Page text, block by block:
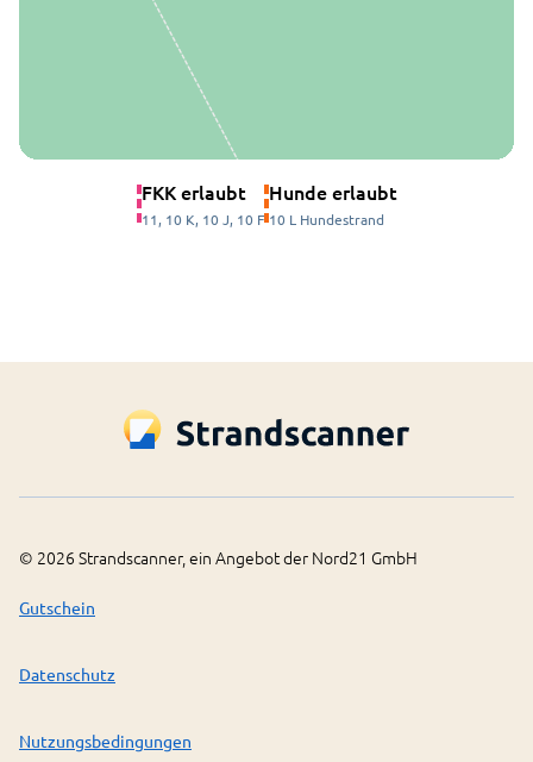
FKK erlaubt
11, 10 K, 10 J, 10 F
Hunde erlaubt
10 L Hundestrand
© 2026 Strandscanner, ein Angebot der Nord21 GmbH
Gutschein
Datenschutz
Nutzungsbedingungen